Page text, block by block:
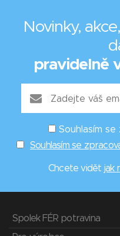
Novinky,
pravidelně
Souhlasím
Souhlasím se
Chcete vidět jak
Spolek FÉR potravina